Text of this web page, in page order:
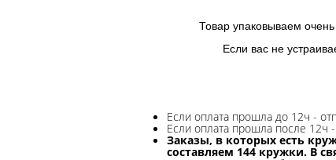
Товар упаковываем
Если вас не
Если оплата прошла до 12ч -
Если оплата прошла после 12ч
Заказы, в которых есть
составляем 144 кружки. В